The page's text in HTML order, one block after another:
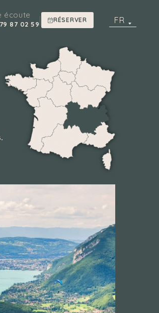
FR
écoute
87 02 59| RÉSERVER